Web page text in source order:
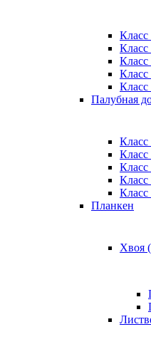
Палубная
Планкен
Хвоя